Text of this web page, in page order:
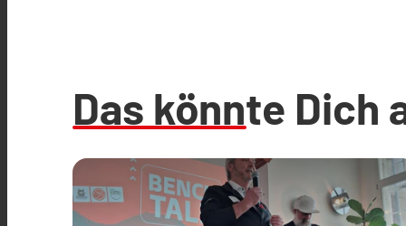
Das könnte Dich